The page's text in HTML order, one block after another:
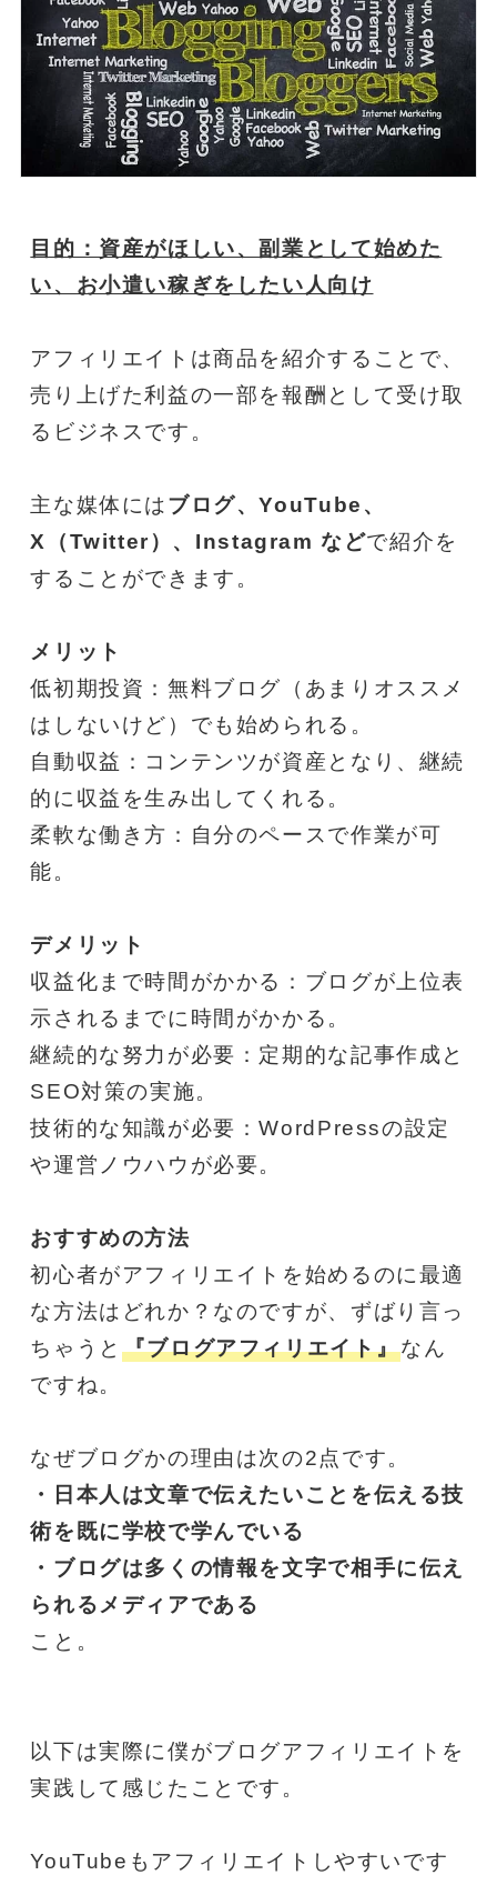
目的：資産がほしい、副業として始めた
い、お小遣い稼ぎをしたい人向け
アフィリエイトは商品を紹介することで、
売り上げた利益の一部を報酬として受け取
るビジネスです。
主な媒体にはブログ、YouTube、
X（Twitter）、Instagram などで紹介を
することができます。
メリット
低初期投資：無料ブログ（あまりオススメ
はしないけど）でも始められる。
自動収益：コンテンツが資産となり、継続
的に収益を生み出してくれる。
柔軟な働き方：自分のペースで作業が可
能。
デメリット
収益化まで時間がかかる：ブログが上位表
示されるまでに時間がかかる。
継続的な努力が必要：定期的な記事作成と
SEO対策の実施。
技術的な知識が必要：WordPressの設定
や運営ノウハウが必要。
おすすめの方法
初心者がアフィリエイトを始めるのに最適
な方法はどれか？なのですが、ずばり言っ
ちゃうと 『ブログアフィリエイト』なん
ですね。
なぜブログかの理由は次の2点です。
・日本人は文章で伝えたいことを伝える技
術を既に学校で学んでいる
・ブログは多くの情報を文字で相手に伝え
られるメディアである
こと。
以下は実際に僕がブログアフィリエイトを
実践して感じたことです。
YouTubeもアフィリエイトしやすいです